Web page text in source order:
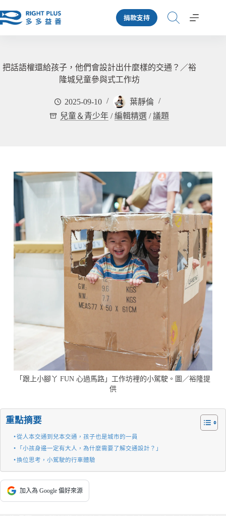
至
容
捐款支持
把話語權還給孩子，他們會設計出什麼樣的交通？／裕
隆城兒童參與式工作坊
2025-09-10
葉靜倫
兒童＆青少年 /編輯精選 /議題
「跟上小腳丫 FUN 心過馬路」工作坊裡的小駕駛。圖／裕隆提
供
重點摘要
從人本交通到兒本交通，孩子也是城市的一員
「小孩身邊一定有大人，為什麼需要了解交通設計？」
換位思考，小駕駛的行車體驗
加入為 Google 偏好來源